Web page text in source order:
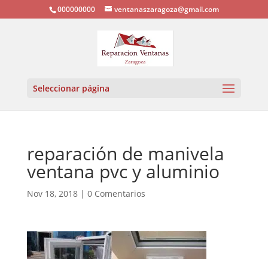
000000000 ventanaszaragoza@gmail.com
Seleccionar página
reparación de manivela
ventana pvc y aluminio
Nov 18, 2018| 0 Comentarios